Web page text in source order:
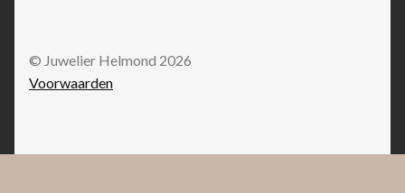
© Juwelier Helmond 2026
Voorwaarden